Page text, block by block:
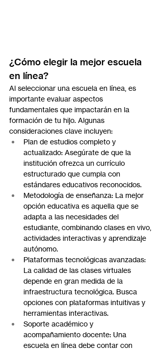
¿Cómo elegir la mejor escuela
en línea?
Al seleccionar una escuela en línea, es
importante evaluar aspectos
fundamentales que impactarán en la
formación de tu hijo. Algunas
consideraciones clave incluyen:
Plan de estudios completo y
actualizado: Asegúrate de que la
institución ofrezca un currículo
estructurado que cumpla con
estándares educativos reconocidos.
Metodología de enseñanza: La mejor
opción educativa es aquella que se
adapta a las necesidades del
estudiante, combinando clases en vivo,
actividades interactivas y aprendizaje
autónomo.
Plataformas tecnológicas avanzadas:
La calidad de las clases virtuales
depende en gran medida de la
infraestructura tecnológica. Busca
opciones con plataformas intuitivas y
herramientas interactivas.
Soporte académico y
acompañamiento docente: Una
escuela en línea debe contar con